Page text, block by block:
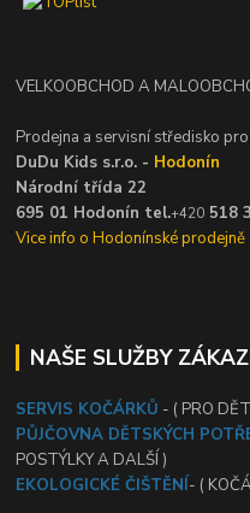
VELKOOBCHOD A
Prodejna a servisní středisko pro
DuDu Kids s.r.o. - Hodonín
Národní třída 22
695 01 Hodonín tel.+420 518
Vice info o Hodonínské prodejně
NAŠE SLUŽBY
SERVIS KOČÁRKŮ - ( PRO
PŮJČOVNA DĚTSKÝCH
POSTÝLKY A DALŠÍ )
EKOLOGICKÉ ČIŠTĚNÍ- (